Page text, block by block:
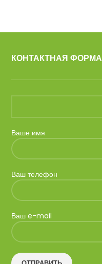
КОНТАКТНАЯ ФОРМА
Ваше имя
Ваш телефон
Ваш e-mail